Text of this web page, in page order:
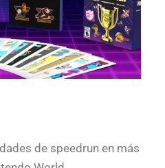
de speedrun en más